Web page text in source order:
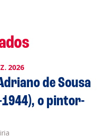
2026
de Sousa
1944), o pintor-